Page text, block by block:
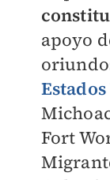
apoyo
Fort